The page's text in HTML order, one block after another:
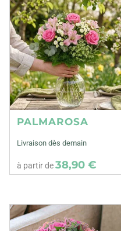
PALMAROSA
Livraison dès demain
à partir de38,90 €